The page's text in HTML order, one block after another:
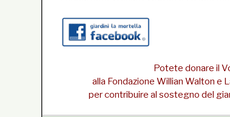
Potete donare il
alla Fondazione Willian Walton e
per contribuire al sostegno del